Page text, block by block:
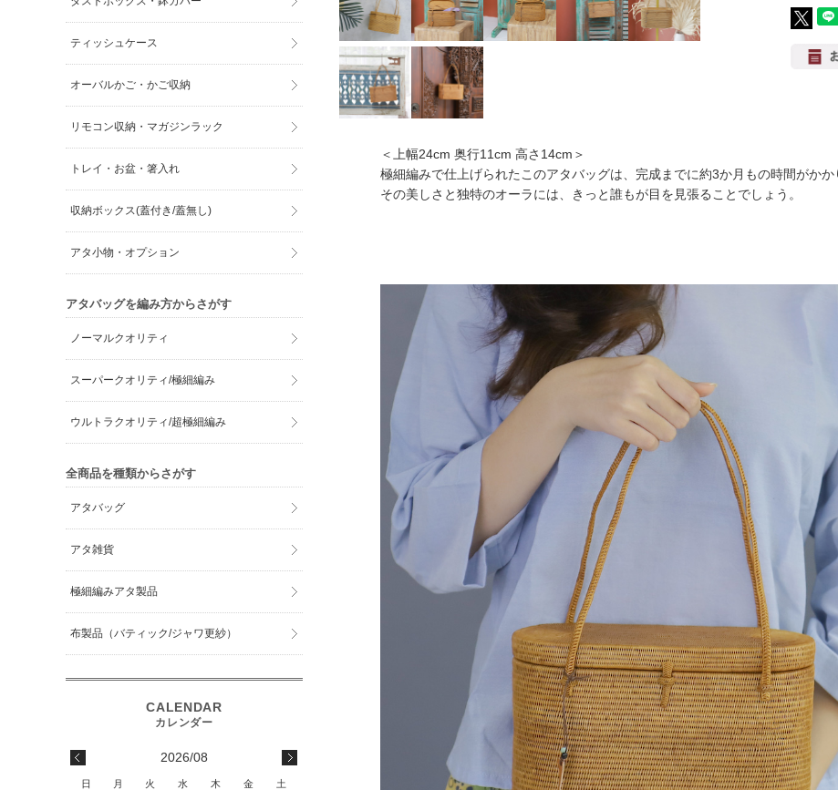
＜上幅24cm 奥行11cm 高さ14cm＞
極細編みで仕上げられたこのアタバッグは、完成までに約3か月もの時間がかか
その美しさと独特のオーラには、きっと誰もが目を見張ることでしょう。
ティッシュケース
オーバルかご・かご収納
リモコン収納・マガジンラック
トレイ・お盆・箸入れ
収納ボックス(蓋付き/蓋無し)
アタ小物・オプション
アタバッグを編み方からさがす
ノーマルクオリティ
スーパークオリティ/極細編み
ウルトラクオリティ/超極細編み
全商品を種類からさがす
アタバッグ
アタ雑貨
極細編みアタ製品
布製品（バティック/ジャワ更紗）
2026/08
日 月 火 水 木 金
土